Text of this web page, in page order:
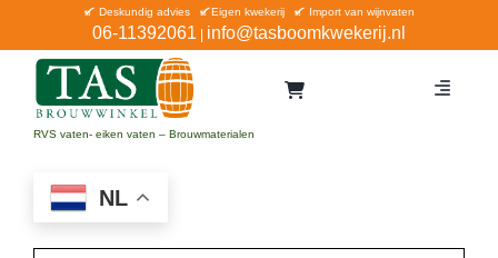
inhoud
06-11392061 info@tasboomkwekerij.nl
Deskundig advies Eigen kwekerij Import van wijnvaten
Toggle
Home
Catalogus
RVS vaten- eiken vaten – Brouwmaterialen
NL